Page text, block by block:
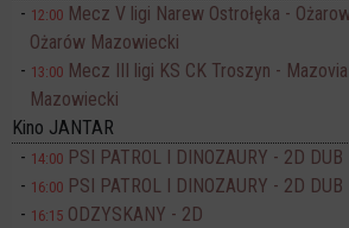
12:00 Mecz V ligi Narew Ostrołęka -
Ożarów Mazowiecki
13:00 Mecz III ligi KS CK Troszyn -
Mazowiecki
Kino JANTAR
14:00 PSI PATROL I DINOZAURY - 2D DUB
16:00 PSI PATROL I DINOZAURY - 2D DUB
16:15 ODZYSKANY - 2D